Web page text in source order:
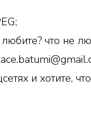
в
любите? что
и хотите,